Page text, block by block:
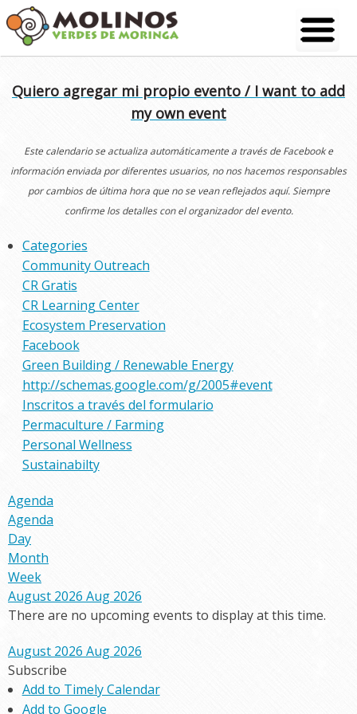
Skip
to
content
Quiero agregar mi propio evento / I want to add
my own event
Este calendario se actualiza automáticamente a través de Facebook e
información enviada por diferentes usuarios, no nos hacemos responsables
por cambios de última hora que no se vean reflejados aquí. Siempre
confirme los detalles con el organizador del evento.
Categories
Community Outreach
CR Gratis
CR Learning Center
Ecosystem Preservation
Facebook
Green Building / Renewable Energy
http://schemas.google.com/g/2005#event
Inscritos a través del formulario
Permaculture / Farming
Personal Wellness
Sustainabilty
Agenda
Agenda
Day
Month
Week
August 2026 Aug 2026
There are no upcoming events to display at this time.
August 2026 Aug 2026
Subscribe
Add to Timely Calendar
Add to Google